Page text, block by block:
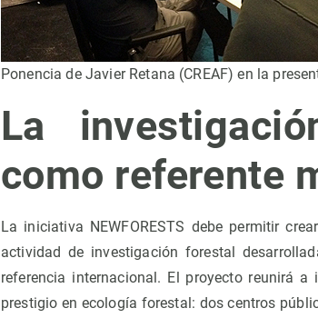
Ponencia de Javier Retana (CREAF) en la
La
como referente
La iniciativa NEWFORESTS debe permitir
actividad de investigación forestal
referencia internacional. El proyecto reunirá
prestigio en ecología forestal: dos centros